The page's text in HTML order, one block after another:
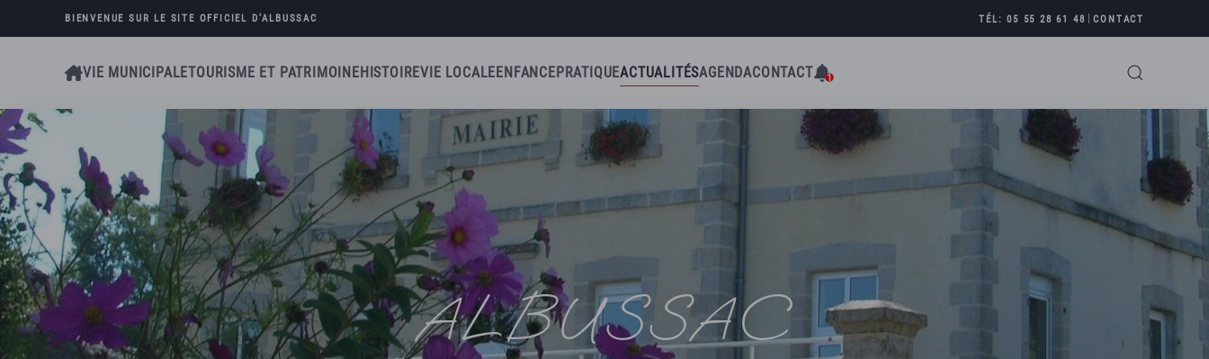
Skip to main content
BIENVENUE SUR LE SITE OFFICIEL D’ALBUSSAC TÉL: 05 55 28 61 48 |CONTACT
VIE MUNICIPALETOURISME ET PATRIMOINEHISTOIREVIE LOCALEENFANCEPRATIQUEACTUALITÉSAGENDACONTACT
ALBUSSAC